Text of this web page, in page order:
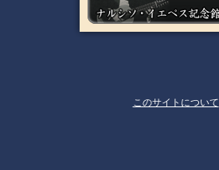
このサイトについて